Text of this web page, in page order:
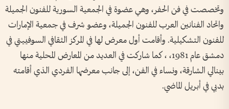
وتخصصت في فن الحفر، وهي عضوة في الجمعية السورية للفنون الجميلة
واتحاد الفنانين العرب للفنون الجميلة، وعضو شرف في جمعية الإمارات
للفنون التشكيلية. وأقامت أول معرض لها في المركز الثقافي السوفييتي في
دمشق عام 1981، ، كما شاركت في العديد من المعارض المحلية منها
بينالي الشارقة، ونساء في الفن، إلى جانب معرضها الفردي الذي أقامته
بدبي في أبريل الماضي.